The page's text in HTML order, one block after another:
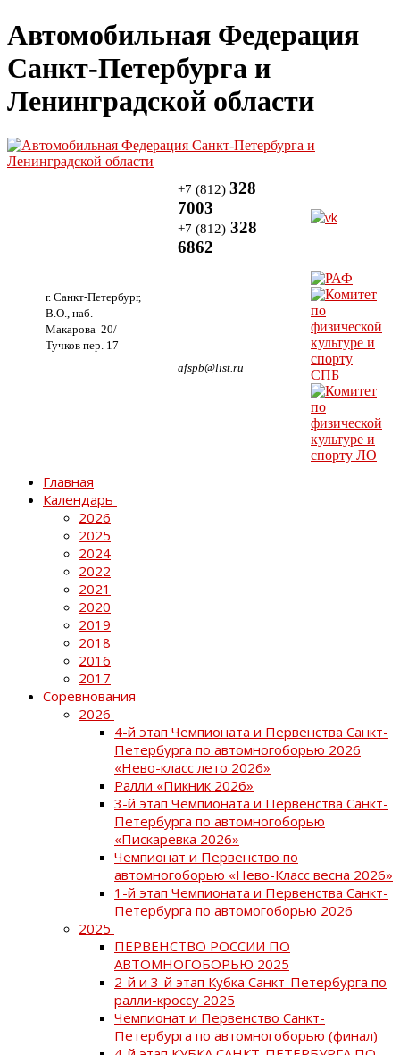
Автомобильная Федерация
Санкт-Петербурга и
Ленинградской области
г. Санкт-Петербург,
В.О., наб.
Макарова 20/
Тучков пер. 17
+7 (812) 328
7003
+7 (812) 328
6862
afspb@list.ru
Главная
Календарь
2026
2025
2024
2022
2021
2020
2019
2018
2016
2017
Соревнования
2026
4-й этап Чемпионата и Первенства Санкт-
Петербурга по автомногоборью 2026
«Нево-класс лето 2026»
Ралли «Пикник 2026»
3-й этап Чемпионата и Первенства Санкт-
Петербурга по автомногоборью
«Пискаревка 2026»
Чемпионат и Первенство по
автомногоборью «Нево-Класс весна 2026»
1-й этап Чемпионата и Первенства Санкт-
Петербурга по автомогоборью 2026
2025
ПЕРВЕНСТВО РОССИИ ПО
АВТОМНОГОБОРЬЮ 2025
2-й и 3-й этап Кубка Санкт-Петербурга по
ралли-кроссу 2025
Чемпионат и Первенство Санкт-
Петербурга по автомногоборью (финал)